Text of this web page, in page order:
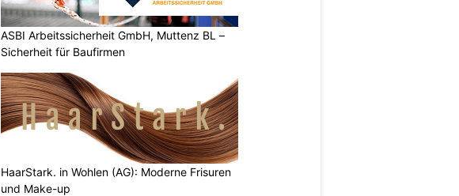
ASBI Arbeitssicherheit GmbH, Muttenz BL –
Sicherheit für Baufirmen
HaarStark. in Wohlen (AG): Moderne Frisuren
und Make-up